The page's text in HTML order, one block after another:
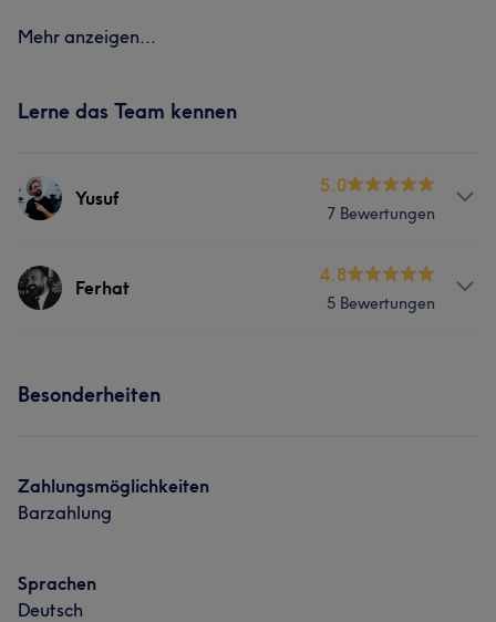
Mehr anzeigen...
Lerne das Team kennen
Yusuf
5.0
7 Bewertungen
Services
Ferhat
4.8
5 Bewertungen
Besonderheiten
Zahlungsmöglichkeiten
Barzahlung
Sprachen
Deutsch